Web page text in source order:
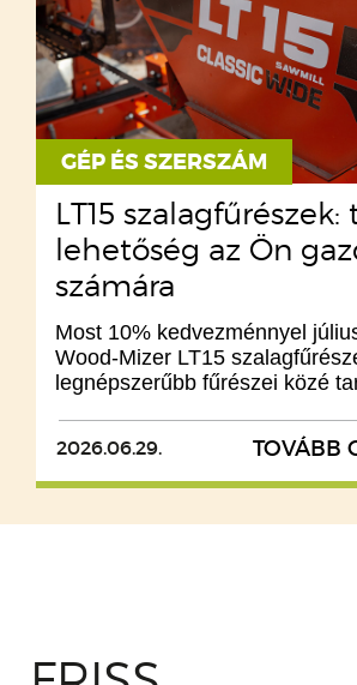
GÉP ÉS SZERSZÁM
LT15
lehetőség az Ön
számára
Most 10% kedvezménnyel
Wood-Mizer LT15
legnépszerűbb fűrészei közé
2026.06.29. TOVÁBB